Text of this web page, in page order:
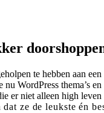
te hebben aan
WordPress thema’s
er niet alleen high leven
ze de leukste én